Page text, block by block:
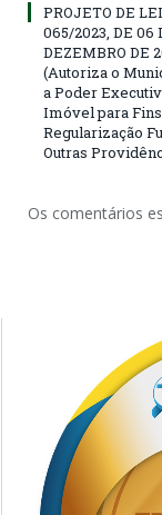
PROJETO DE
065/2023, DE 06
DEZEMBRO DE
(Autoriza ο
a Poder
Imóvel para
Regularização
Outras
Os comentários